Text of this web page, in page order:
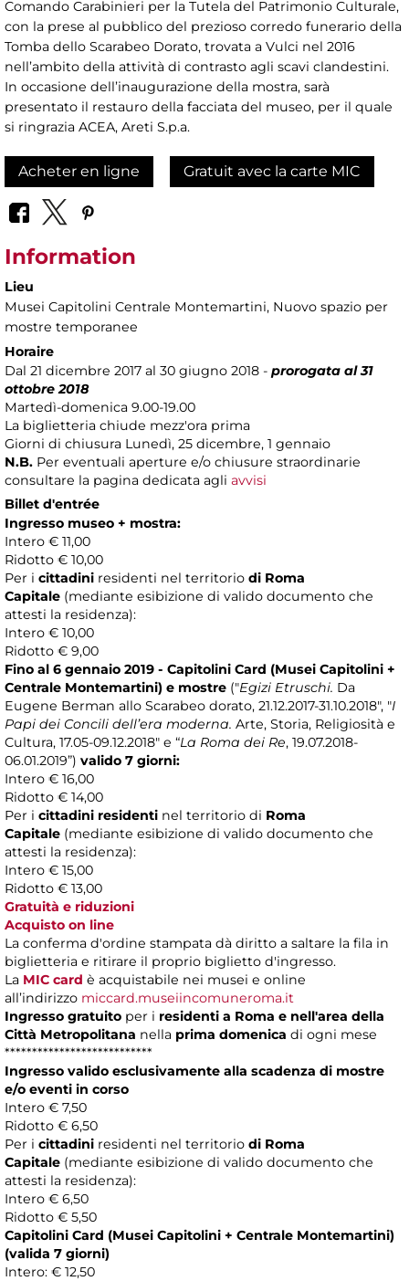
Comando Carabinieri per la Tutela del Patrimonio Culturale,
con la prese al pubblico del prezioso corredo funerario della
Tomba dello Scarabeo Dorato, trovata a Vulci nel 2016
nell’ambito della attività di contrasto agli scavi clandestini.
In occasione dell’inaugurazione della mostra, sarà
presentato il restauro della facciata del museo, per il quale
si ringrazia ACEA, Areti S.p.a.
Acheter en ligne Gratuit avec la carte MIC
Information
Lieu
Musei Capitolini Centrale Montemartini, Nuovo spazio per
mostre temporanee
Horaire
Dal 21 dicembre 2017 al 30 giugno 2018 - prorogata al 31
ottobre 2018
Martedì-domenica 9.00-19.00
La biglietteria chiude mezz'ora prima
Giorni di chiusura Lunedì, 25 dicembre, 1 gennaio
N.B. Per eventuali aperture e/o chiusure straordinarie
consultare la pagina dedicata agli avvisi
Billet d'entrée
Ingresso museo + mostra:
Intero € 11,00
Ridotto € 10,00
Per i cittadini residenti nel territorio di Roma
Capitale (mediante esibizione di valido documento che
attesti la residenza):
Intero € 10,00
Ridotto € 9,00
Fino al 6 gennaio 2019 - Capitolini Card (Musei Capitolini +
Centrale Montemartini) e mostre ("Egizi Etruschi. Da
Eugene Berman allo Scarabeo dorato, 21.12.2017-31.10.2018", "I
Papi dei Concili dell’era moderna. Arte, Storia, Religiosità e
Cultura, 17.05-09.12.2018" e “La Roma dei Re, 19.07.2018-
06.01.2019”) valido 7 giorni:
Intero € 16,00
Ridotto € 14,00
Per i cittadini residenti nel territorio di Roma
Capitale (mediante esibizione di valido documento che
attesti la residenza):
Intero € 15,00
Ridotto € 13,00
Gratuità e riduzioni
Acquisto on line
La conferma d'ordine stampata dà diritto a saltare la fila in
biglietteria e ritirare il proprio biglietto d'ingresso.
La MIC card è acquistabile nei musei e online
all’indirizzo miccard.museiincomuneroma.it
Ingresso gratuito per i residenti a Roma e nell'area della
Città Metropolitana nella prima domenica di ogni mese
***************************
Ingresso valido esclusivamente alla scadenza di mostre
e/o eventi in corso
Intero € 7,50
Ridotto € 6,50
Per i cittadini residenti nel territorio di Roma
Capitale (mediante esibizione di valido documento che
attesti la residenza):
Intero € 6,50
Ridotto € 5,50
Capitolini Card (Musei Capitolini + Centrale Montemartini)
(valida 7 giorni)
Intero: € 12,50